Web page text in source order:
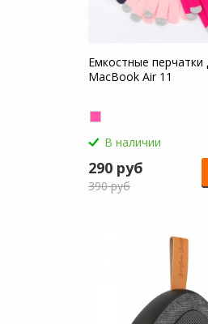
Емкостные перчатки
MacBook Air 11
В наличии
290 руб
390 руб